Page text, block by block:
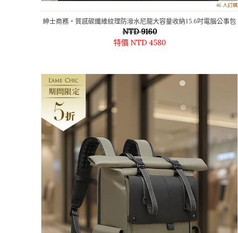
46 人訂購
紳士商務‧質感碳纖維紋理防潑水尼龍大容量收納15.6吋電腦公事包
NTD 9160
特價 NTD 4580